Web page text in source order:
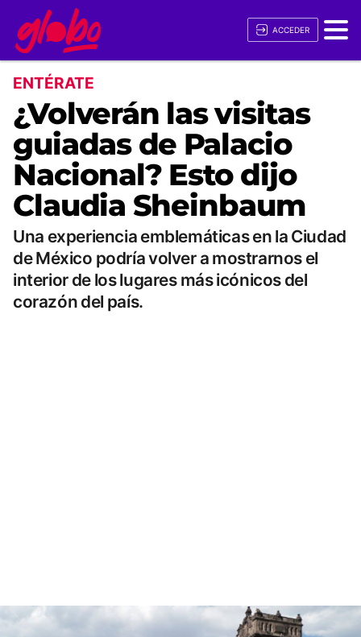
ACCEDER
ENTÉRATE
¿Volverán las visitas
guiadas de Palacio
Nacional? Esto dijo
Claudia Sheinbaum
Una experiencia emblemáticas en la Ciudad
de México podría volver a mostrarnos el
interior de los lugares más icónicos del
corazón del país.